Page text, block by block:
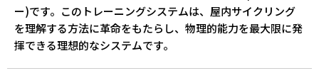
ー)です。このトレーニングシステムは、屋内サイクリング
を理解する方法に革命をもたらし、物理的能力を最大限に発
揮できる理想的なシステムです。